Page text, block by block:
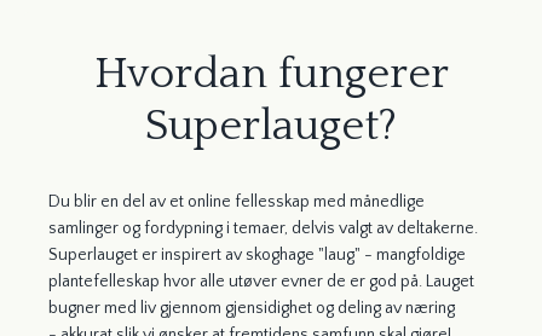
Hvordan fungerer
Superlauget?
Du blir en del av et online fellesskap med månedlige
samlinger og fordypning i temaer, delvis valgt av deltakerne.
Superlauget er inspirert av skoghage "laug" - mangfoldige
plantefelleskap hvor alle utøver evner de er god på. Lauget
bugner med liv gjennom gjensidighet og deling av næring